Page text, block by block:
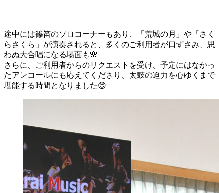
途中には篠笛のソロコーナーもあり、「荒城の月」や「さく
らさくら」が演奏されると、多くのご利用者が口ずさみ、思
わぬ大合唱になる場面も🌸
さらに、ご利用者からのリクエストを受け、予定にはなかっ
たアンコールにも応えてくださり、太鼓の迫力を心ゆくまで
堪能する時間となりました😊